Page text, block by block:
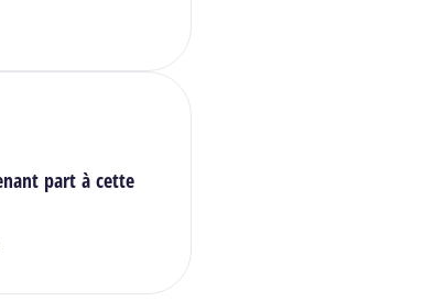
part à cette